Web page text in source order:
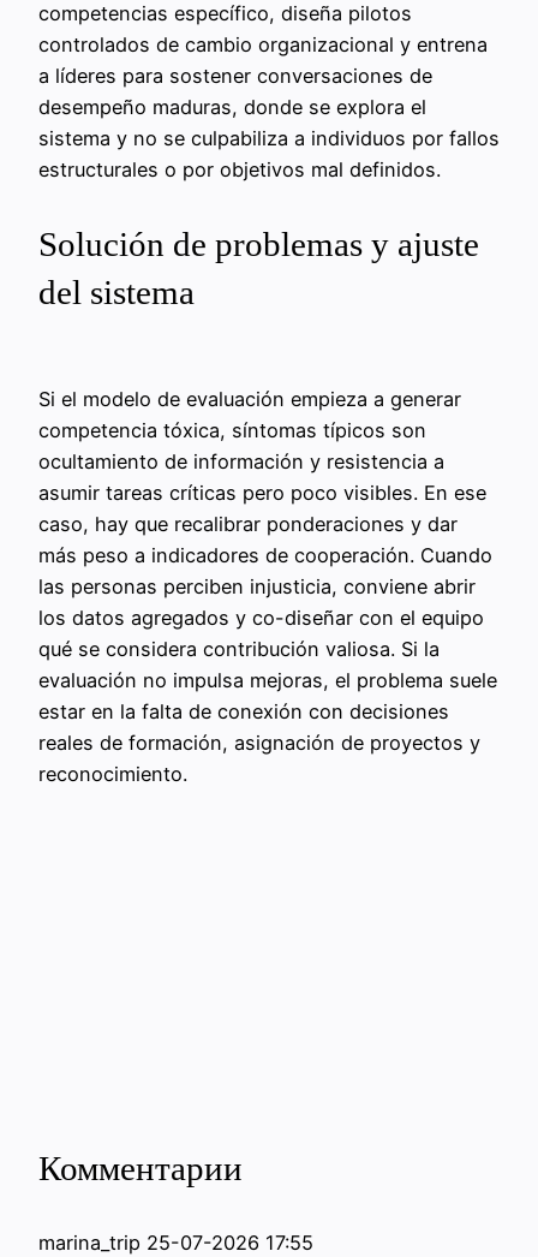
competencias específico, diseña pilotos
controlados de cambio organizacional y entrena
a líderes para sostener conversaciones de
desempeño maduras, donde se explora el
sistema y no se culpabiliza a individuos por fallos
estructurales o por objetivos mal definidos.
Solución de problemas y ajuste
del sistema
Si el modelo de evaluación empieza a generar
competencia tóxica, síntomas típicos son
ocultamiento de información y resistencia a
asumir tareas críticas pero poco visibles. En ese
caso, hay que recalibrar ponderaciones y dar
más peso a indicadores de cooperación. Cuando
las personas perciben injusticia, conviene abrir
los datos agregados y co-diseñar con el equipo
qué se considera contribución valiosa. Si la
evaluación no impulsa mejoras, el problema suele
estar en la falta de conexión con decisiones
reales de formación, asignación de proyectos y
reconocimiento.
Комментарии
marina_trip 25-07-2026 17:55